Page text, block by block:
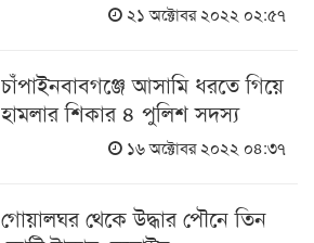
২১ অক্টোবর ২০২২ ০২:৫৭
চাঁপাইনবাবগঞ্জে আসামি ধরতে গিয়ে
হামলার শিকার ৪ পুলিশ সদস্য
১৬ অক্টোবর ২০২২ ০৪:৩৭
গোয়ালঘর থেকে উদ্ধার পৌনে তিন